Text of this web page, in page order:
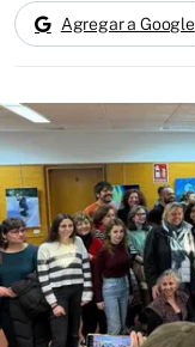
Agregar a Google